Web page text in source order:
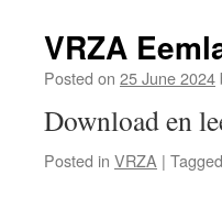
VRZA
Posted on 25 June 2024
Download en
Posted in VRZA | Tagged